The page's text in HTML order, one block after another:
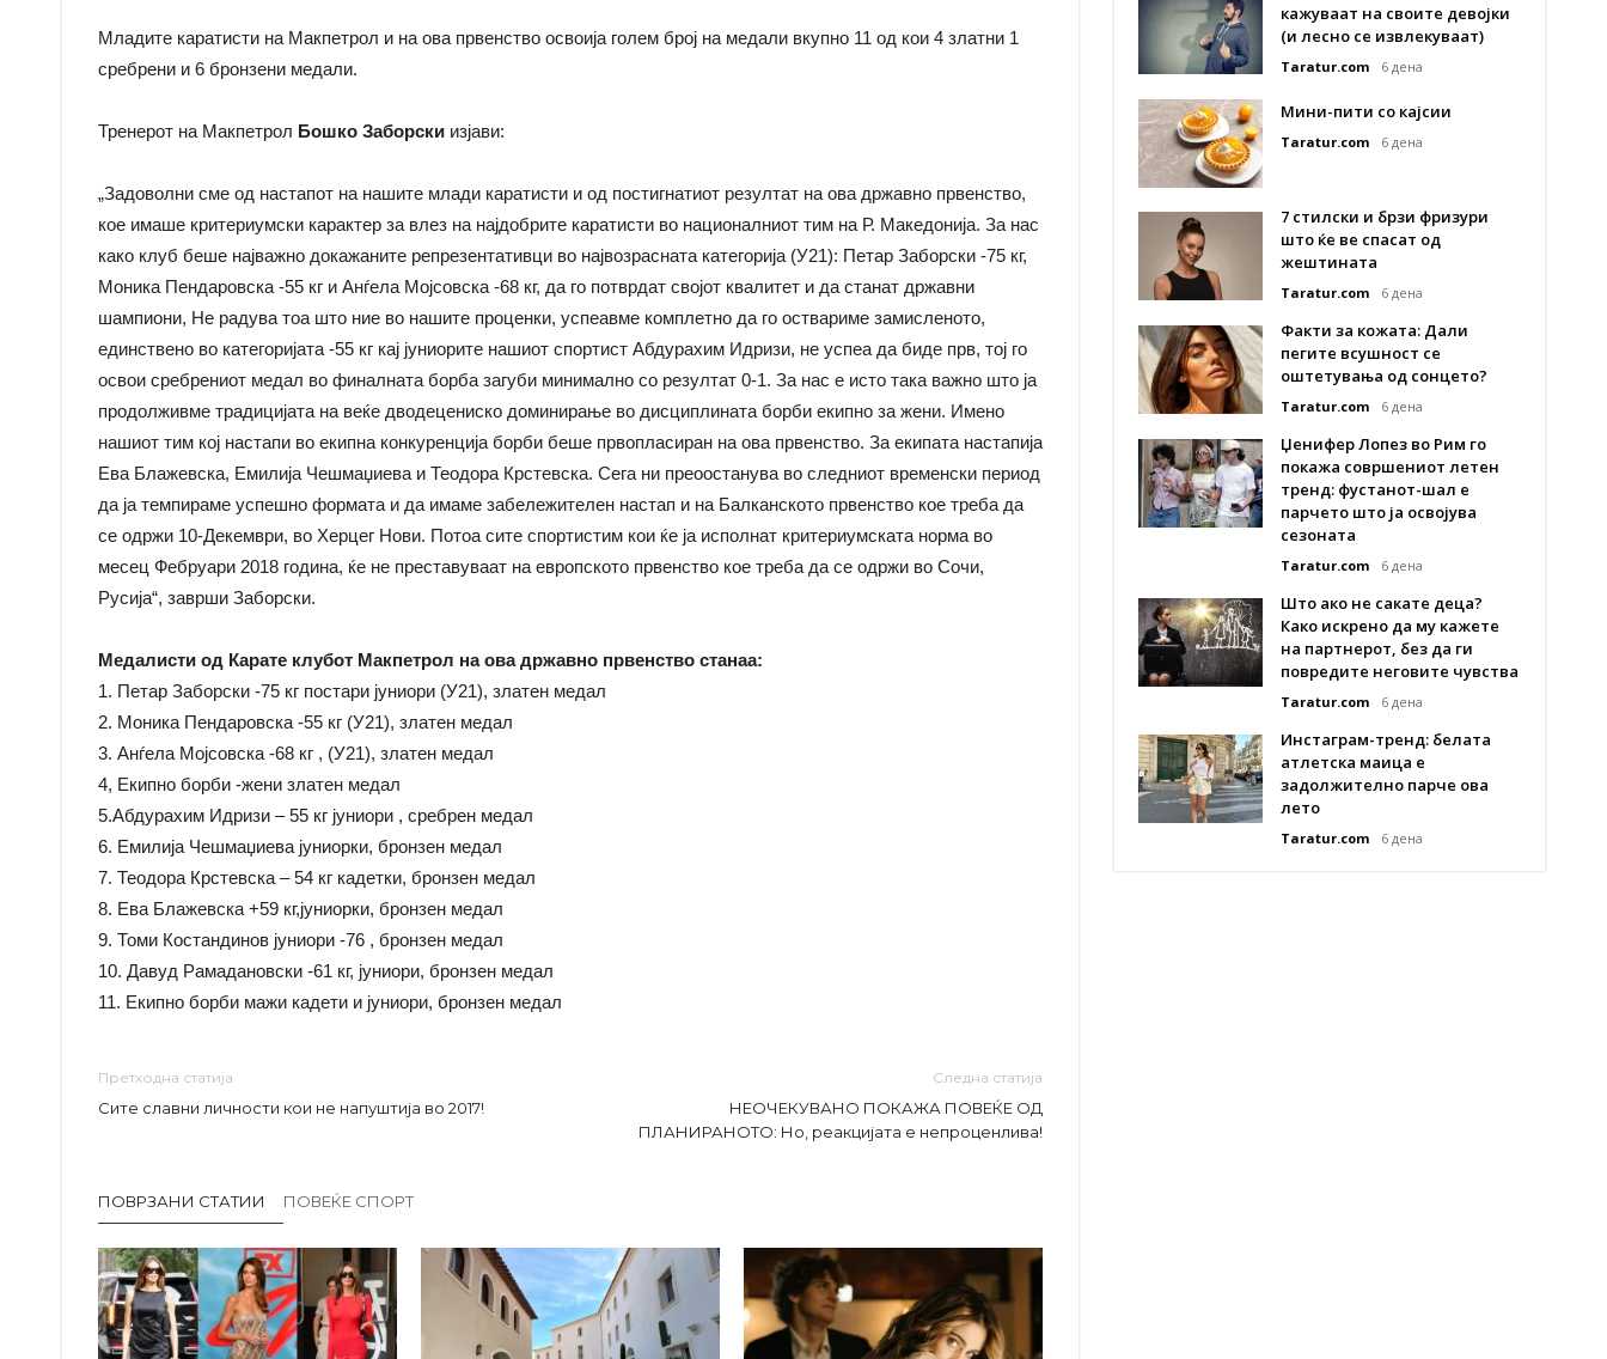
Младите каратисти на Макпетрол и на ова првенство освоија голем број на медали вкупно 11 од кои 4 златни 1
сребрени и 6 бронзени медали.
Тренерот на Макпетрол Бошко Заборски изјави:
„Задоволни сме од настапот на нашите млади каратисти и од постигнатиот резултат на ова државно првенство,
кое имаше критериумски карактер за влез на најдобрите каратисти во националниот тим на Р. Македонија. За нас
како клуб беше најважно докажаните репрезентативци во највозрасната категорија (У21): Петар Заборски -75 кг,
Моника Пендаровска -55 кг и Анѓела Мојсовска -68 кг, да го потврдат својот квалитет и да станат државни
шампиони, Не радува тоа што ние во нашите проценки, успеавме комплетно да го оствариме замисленото,
единствено во категоријата -55 кг кај јуниорите нашиот спортист Абдурахим Идризи, не успеа да биде прв, тој го
освои сребрениот медал во финалната борба загуби минимално со резултат 0-1. За нас е исто така важно што ја
продолживме традицијата на веќе дводецениско доминирање во дисциплината борби екипно за жени. Имено
нашиот тим кој настапи во екипна конкуренција борби беше првопласиран на ова првенство. За екипата настапија
Ева Блажевска, Емилија Чешмаџиева и Теодора Крстевска. Сега ни преоостанува во следниот временски период
да ја темпираме успешно формата и да имаме забележителен настап и на Балканското првенство кое треба да
се одржи 10-Декември, во Херцег Нови. Потоа сите спортистим кои ќе ја исполнат критериумската норма во
месец Фебруари 2018 година, ќе не преставуваат на европското првенство кое треба да се одржи во Сочи,
Русија“, заврши Заборски.
Медалисти од Карате клубот Макпетрол на ова државно првенство станаа:
1. Петар Заборски -75 кг постари јуниори (У21), златен медал
2. Моника Пендаровска -55 кг (У21), златен медал
3. Анѓела Мојсовска -68 кг , (У21), златен медал
4, Екипно борби -жени златен медал
5.Абдурахим Идризи – 55 кг јуниори , сребрен медал
6. Емилија Чешмаџиева јуниорки, бронзен медал
7. Теодора Крстевска – 54 кг кадетки, бронзен медал
8. Ева Блажевска +59 кг,јуниорки, бронзен медал
9. Томи Костандинов јуниори -76 , бронзен медал
10. Давуд Рамадановски -61 кг, јуниори, бронзен медал
11. Екипно борби мажи кадети и јуниори, бронзен медал
Претходна статија
Сите славни личности кои не напуштија во 2017!
Следна статија
НЕОЧЕКУВАНО ПОКАЖА ПОВЕЌЕ ОД
ПЛАНИРАНОТО: Но, реакцијата е непроценлива!
ПОВРЗАНИ СТАТИИ ПОВЕЌЕ СПОРТ
кажуваат на своите девојки
(и лесно се извлекуваат)
Taratur.com 6 дена
Мини-пити со кајсии
Taratur.com 6 дена
7 стилски и брзи фризури
што ќе ве спасат од
жештината
Taratur.com 6 дена
Факти за кожата: Дали
пегите всушност се
оштетувања од сонцето?
Taratur.com 6 дена
Џенифер Лопез во Рим го
покажа совршениот летен
тренд: фустанот-шал е
парчето што ја освојува
сезоната
Taratur.com 6 дена
Што ако не сакате деца?
Како искрено да му кажете
на партнерот, без да ги
повредите неговите чувства
Taratur.com 6 дена
Инстаграм-тренд: белата
атлетска маица е
задолжително парче ова
лето
Taratur.com 6 дена